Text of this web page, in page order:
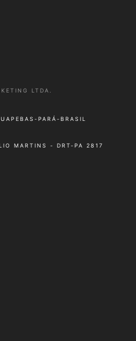
LTDA.
PARÁ-BRASIL
MARTINS - DRT-PA 2817